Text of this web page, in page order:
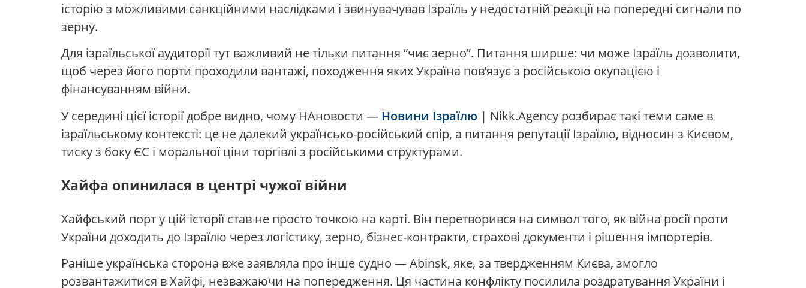
історію з можливими санкційними наслідками і звинувачував Ізраїль у недостатній реакції на попередні сигнали по
зерну.
Для ізраїльської аудиторії тут важливий не тільки питання “чиє зерно”. Питання ширше: чи може Ізраїль дозволити,
щоб через його порти проходили вантажі, походження яких Україна пов’язує з російською окупацією і
фінансуванням війни.
У середині цієї історії добре видно, чому НАновости — Новини Ізраїлю | Nikk.Agency розбирає такі теми саме в
ізраїльському контексті: це не далекий українсько-російський спір, а питання репутації Ізраїлю, відносин з Києвом,
тиску з боку ЄС і моральної ціни торгівлі з російськими структурами.
Хайфа опинилася в центрі чужої війни
Хайфський порт у цій історії став не просто точкою на карті. Він перетворився на символ того, як війна росії проти
України доходить до Ізраїлю через логістику, зерно, бізнес-контракти, страхові документи і рішення імпортерів.
Раніше українська сторона вже заявляла про інше судно — Abinsk, яке, за твердженням Києва, змогло
розвантажитися в Хайфі, незважаючи на попередження. Ця частина конфлікту посилила роздратування України і